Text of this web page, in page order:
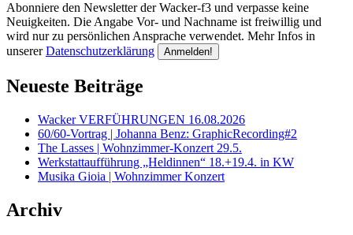
Abonniere den Newsletter der Wacker-f3 und verpasse keine
Neuigkeiten. Die Angabe Vor- und Nachname ist freiwillig und
wird nur zu persönlichen Ansprache verwendet. Mehr Infos in
unsererDatenschutzerklärung
Neueste Beiträge
Wacker VERFÜHRUNGEN 16.08.2026
60/60-Vortrag | Johanna Benz: GraphicRecording#2
The Lasses | Wohnzimmer-Konzert 29.5.
Werkstattaufführung „Heldinnen“ 18.+19.4. in KW
Musika Gioia | Wohnzimmer Konzert
Archiv